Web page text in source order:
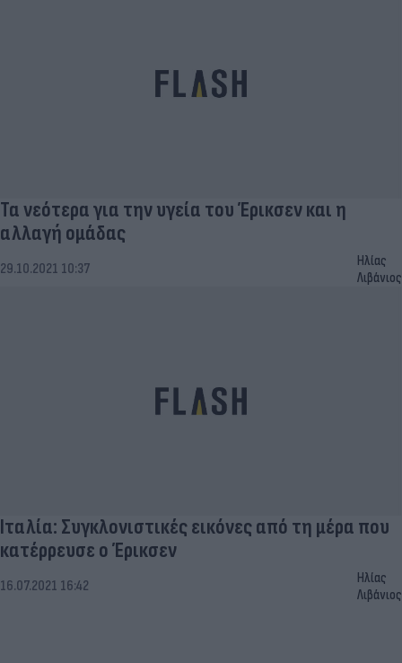
Τα νεότερα για την υγεία του Έρικσεν και η
αλλαγή ομάδας
29.10.2021 10:37
Ηλίας
Λιβάνιος
Ιταλία: Συγκλονιστικές εικόνες από τη μέρα που
κατέρρευσε ο Έρικσεν
16.07.2021 16:42
Ηλίας
Λιβάνιος